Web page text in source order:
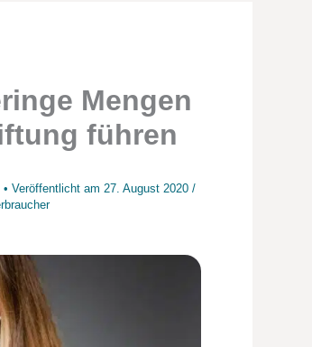
Mengen
führen
• Veröffentlicht am 27. August 2020 /